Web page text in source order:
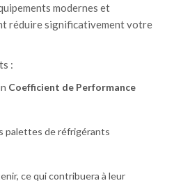
modernes et
réduire significativement votre
:
Coefficient de Performance
palettes de réfrigérants
ce qui contribuera à leur